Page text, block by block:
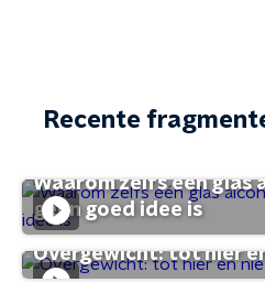
Recente
Waarom zelfs één glas
geen goed idee is
Overgewicht: tot hier